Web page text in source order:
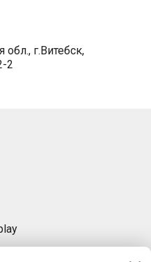
обл., г.Витебск,
2